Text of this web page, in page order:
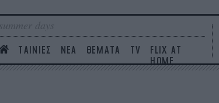
summer days
ΤΑΙΝΙΕΣ ΝΕΑ ΘΕΜΑΤΑ TV
FLIX AT
HOME